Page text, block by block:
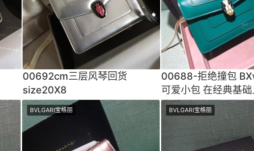
00692cm三层风琴回货
size20X8
00688-拒绝撞包
可爱小包 在经典基础
节分析 小mini大肚量
BVLGARI宝格丽 BVLGARI宝格丽